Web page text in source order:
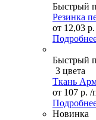
Быстрый
Резинка
от 12,03 р.
Быстрый
3 цвета
Ткань
от 107 р. /
Новинка